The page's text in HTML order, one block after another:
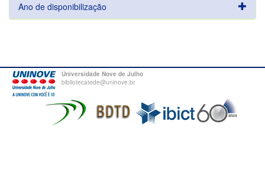
Ano de disponibilização
Universidade Nove de Julho
bibliotecatede@uninove.br